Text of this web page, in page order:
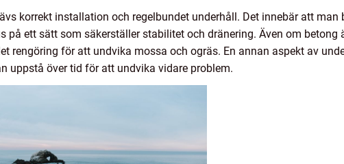
korrekt installation och regelbundet underhåll. Det innebär att man
ett sätt som säkerställer stabilitet och dränering. Även om betong
rengöring för att undvika mossa och ogräs. En annan aspekt av
uppstå över tid för att undvika vidare problem.